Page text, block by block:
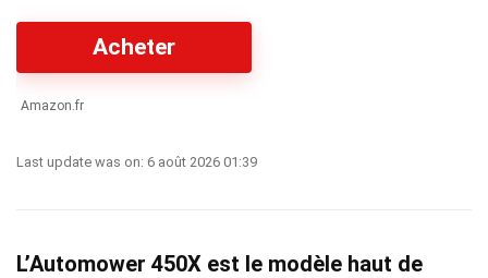
Acheter
Amazon.fr
Last update was on: 6 août 2026 01:39
L’Automower 450X est le modèle haut de